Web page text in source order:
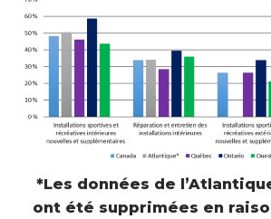
*Les données de
ont été supprimées en